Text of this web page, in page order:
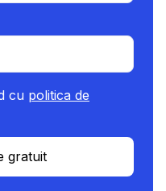
cu politica de
gratuit